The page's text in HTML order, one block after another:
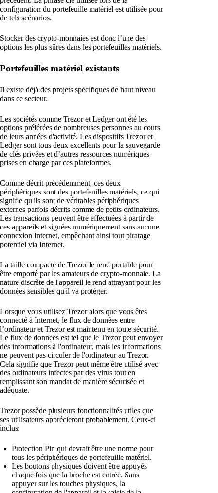
configuration du portefeuille matériel est utilisée pour
de tels scénarios.
Stocker des crypto-monnaies est donc l’une des
options les plus sûres dans les portefeuilles matériels.
Portefeuilles matériel existants
Il existe déjà des projets spécifiques de haut niveau
dans ce secteur.
Les sociétés comme Trezor et Ledger ont été les
options préférées de nombreuses personnes au cours
de leurs années d'activité. Les dispositifs Trezor et
Ledger sont tous deux excellents pour la sauvegarde
de clés privées et d’autres ressources numériques
prises en charge par ces plateformes.
Comme décrit précédemment, ces deux
périphériques sont des portefeuilles matériels, ce qui
signifie qu'ils sont de véritables périphériques
externes parfois décrits comme de petits ordinateurs.
Les transactions peuvent être effectuées à partir de
ces appareils et signées numériquement sans aucune
connexion Internet, empêchant ainsi tout piratage
potentiel via Internet.
La taille compacte de Trezor le rend portable pour
être emporté par les amateurs de crypto-monnaie. La
nature discrète de l'appareil le rend attrayant pour les
données sensibles qu'il va protéger.
Lorsque vous utilisez Trezor alors que vous êtes
connecté à Internet, le flux de données entre
l’ordinateur et Trezor est maintenu en toute sécurité.
Le flux de données est tel que le Trezor peut envoyer
des informations à l'ordinateur, mais les informations
ne peuvent pas circuler de l'ordinateur au Trezor.
Cela signifie que Trezor peut même être utilisé avec
des ordinateurs infectés par des virus tout en
remplissant son mandat de manière sécurisée et
adéquate.
Trezor possède plusieurs fonctionnalités utiles que
ses utilisateurs apprécieront probablement. Ceux-ci
inclus:
Protection Pin qui devrait être une norme pour
tous les périphériques de portefeuille matériel.
Les boutons physiques doivent être appuyés
chaque fois que la broche est entrée. Sans
appuyer sur les touches physiques, la